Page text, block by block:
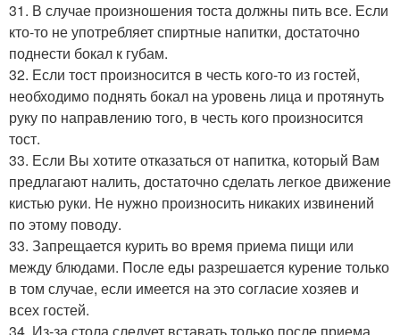
31. В случае произношения тоста должны пить все. Если
кто-то не употребляет спиртные напитки, достаточно
поднести бокал к губам.
32. Если тост произносится в честь кого-то из гостей,
необходимо поднять бокал на уровень лица и протянуть
руку по направлению того, в честь кого произносится
тост.
33. Если Вы хотите отказаться от напитка, который Вам
предлагают налить, достаточно сделать легкое движение
кистью руки. Не нужно произносить никаких извинений
по этому поводу.
33. Запрещается курить во время приема пищи или
между блюдами. После еды разрешается курение только
в том случае, если имеется на это согласие хозяев и
всех гостей.